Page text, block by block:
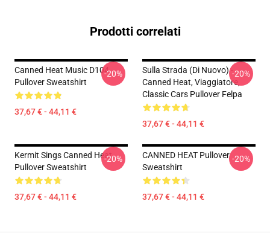
Prodotti correlati
Canned Heat Music D104
Pullover Sweatshirt
37,67 € - 44,11 €
-20%
Sulla Strada (di Nuovo) -
Canned Heat, Viaggiatore,
Classic Cars Pullover Felpa
37,67 € - 44,11 €
-20%
Kermit Sings Canned Heat
Pullover Sweatshirt
37,67 € - 44,11 €
-20%
CANNED HEAT Pullover
Sweatshirt
37,67 € - 44,11 €
-20%